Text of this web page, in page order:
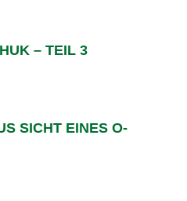
– TEIL 3
SICHT EINES O-